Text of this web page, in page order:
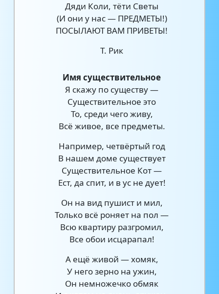
Дяди Коли, тёти Светы
(И они у нас — ПРЕДМЕТЫ!)
ПОСЫЛАЮТ ВАМ ПРИВЕТЫ!
Т. Рик
Имя существительное
Я скажу по существу —
Существительное это
То, среди чего живу,
Всё живое, все предметы.
Например, четвёртый год
В нашем доме существует
Существительное Кот —
Ест, да спит, и в ус не дует!
Он на вид пушист и мил,
Только всё роняет на пол —
Всю квартиру разгромил,
Все обои исцарапал!
А ещё живой — хомяк,
У него зерно на ужин,
Он немножечко обмяк